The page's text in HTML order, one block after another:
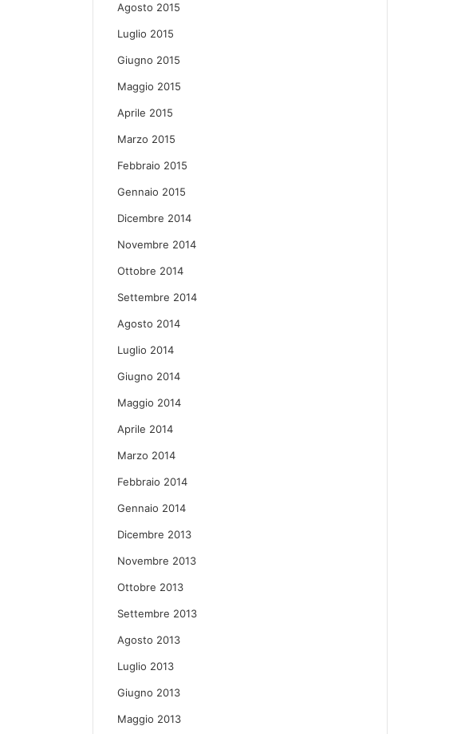
Agosto 2015
Luglio 2015
Giugno 2015
Maggio 2015
Aprile 2015
Marzo 2015
Febbraio 2015
Gennaio 2015
Dicembre 2014
Novembre 2014
Ottobre 2014
Settembre 2014
Agosto 2014
Luglio 2014
Giugno 2014
Maggio 2014
Aprile 2014
Marzo 2014
Febbraio 2014
Gennaio 2014
Dicembre 2013
Novembre 2013
Ottobre 2013
Settembre 2013
Agosto 2013
Luglio 2013
Giugno 2013
Maggio 2013